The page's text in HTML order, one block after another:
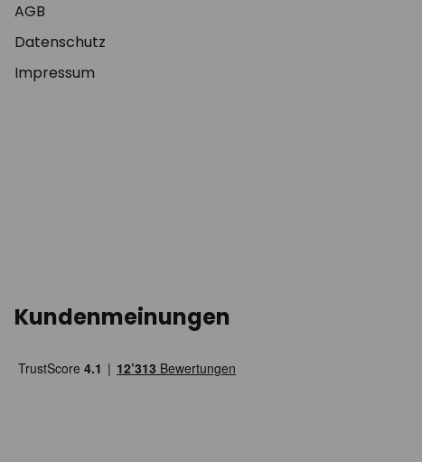
AGB
Datenschutz
Impressum
Kundenmeinungen